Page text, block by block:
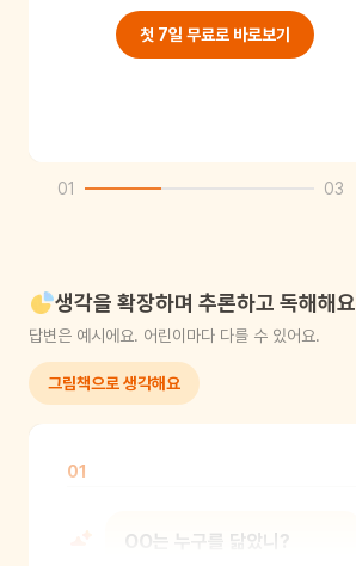
첫 7일 무료로 바로보기
01 03
생각을 확장하며 추론하고 독해해요
답변은 예시에요. 어린이마다 다를 수 있어요.
그림책으로 생각해요
01
OO는 누구를 닮았니?